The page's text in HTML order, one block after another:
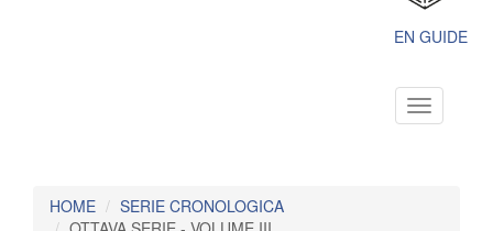
EN GUIDE
Toggle
navigation
HOME
SERIE CRONOLOGICA